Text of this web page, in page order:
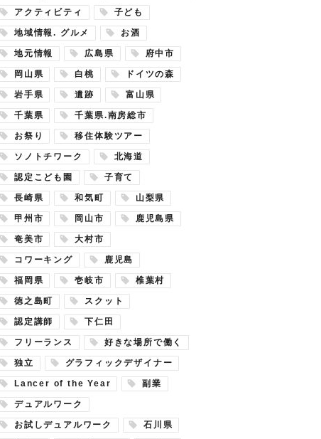
アクティビティ 子ども
地域情報. グルメ お酒
地元情報 広島県 府中市
岡山県 白桃 ドイツの森
岩手県 遺跡 富山県
千葉県 千葉県.南房総市
お祭り 移住体験ツアー
ソノトチワーク 北海道
認定こども園 子育て
長崎県 和気町 山梨県
甲州市 岡山市 鹿児島県
奄美市 大村市
コワーキング 鹿児島
福岡県 壱岐市 椎葉村
徳之島町 スクット
認定講師 下仁田
フリーランス 好きな場所で働く
独立 グラフィックデザイナー
Lancer of the Year 副業
デュアルワーク
お試しデュアルワーク 石川県